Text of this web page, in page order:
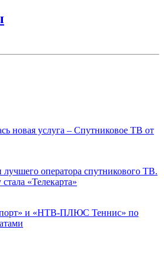
новая услуга – Спутниковое ТВ от
лучшего оператора спутникового ТВ.
«Телекарта»
и «НТВ-ПЛЮС Теннис» по